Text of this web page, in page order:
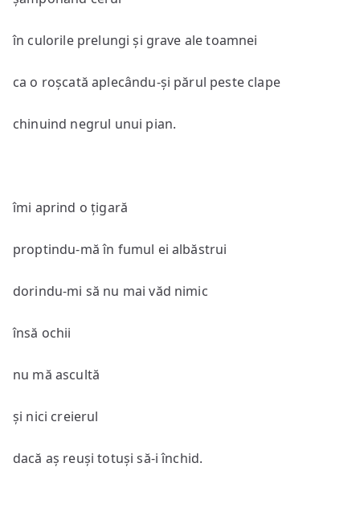
în culorile prelungi și grave ale toamnei
ca o roșcată aplecându-și părul peste clape
chinuind negrul unui pian.
îmi aprind o țigară
proptindu-mă în fumul ei albăstrui
dorindu-mi să nu mai văd nimic
însă ochii
nu mă ascultă
și nici creierul
dacă aș reuși totuși să-i închid.